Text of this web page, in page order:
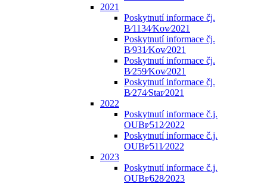
2021
Poskytnutí informace čj.
B⁄1134⁄Kov⁄2021
Poskytnutí informace čj.
B⁄931⁄Kov⁄2021
Poskytnutí informace čj.
B⁄259⁄Kov⁄2021
Poskytnutí informace čj.
B⁄274⁄Star⁄2021
2022
Poskytnutí informace č.j.
OUBr⁄512⁄2022
Poskytnutí informace č.j.
OUBr⁄511⁄2022
2023
Poskytnutí informace č.j.
OUBr⁄628⁄2023